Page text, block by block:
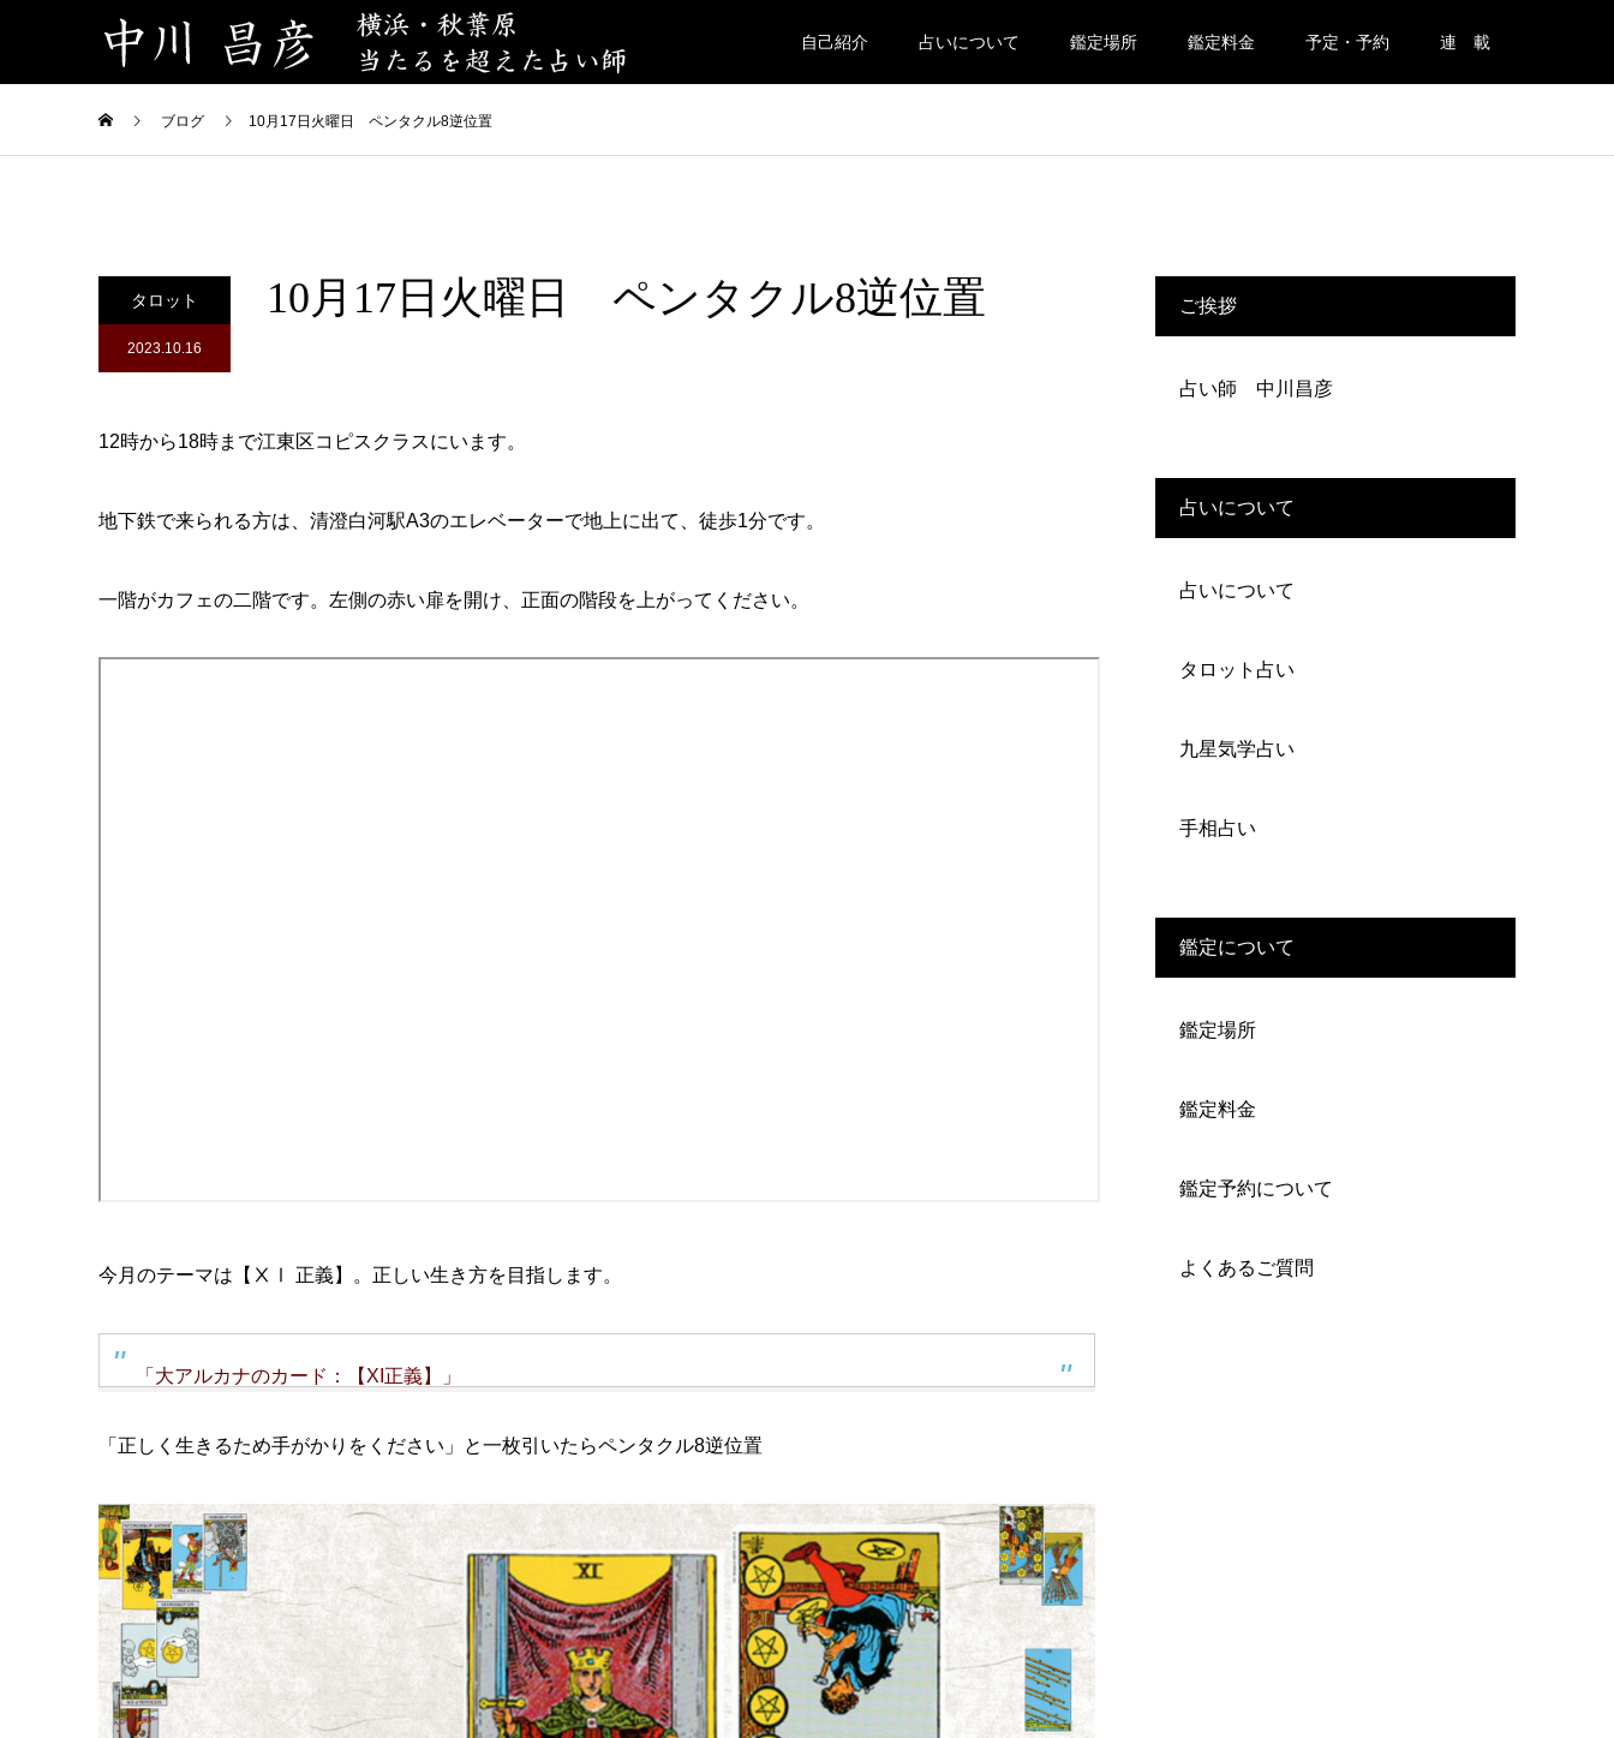
自己紹介 占いについて 鑑定場所 鑑定料金 予定・予約 連 載
ブログ 10月17日火曜日 ペンタクル8逆位置
タロット
2023.10.16
10月17日火曜日 ペンタクル8逆位置
12時から18時まで江東区コピスクラスにいます。
地下鉄で来られる方は、清澄白河駅A3のエレベーターで地上に出て、徒歩1分です。
一階がカフェの二階です。左側の赤い扉を開け、正面の階段を上がってください。
今月のテーマは【ⅩⅠ 正義】。正しい生き方を目指します。
「大アルカナのカード：【XI正義】」
「正しく生きるため手がかりをください」と一枚引いたらペンタクル8逆位置
ご挨拶
占い師 中川昌彦
占いについて
占いについて
タロット占い
九星気学占い
手相占い
鑑定について
鑑定場所
鑑定料金
鑑定予約について
よくあるご質問